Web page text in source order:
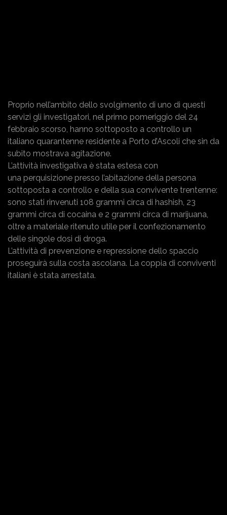
Proprio nell’ambito dello svolgimento di uno di questi
servizi gli investigatori, nel primo pomeriggio del 24
febbraio scorso, hanno sottoposto a controllo un
italiano quarantenne residente a Porto d’Ascoli che sin da
subito mostrava agitazione.
L’attività investigativa è stata estesa con
una perquisizione presso l’abitazione della persona
sottoposta a controllo e della sua convivente trentenne:
sono stati rinvenuti 108 grammi circa di hashish, 23
grammi circa di cocaina e 2 grammi circa di marijuana,
oltre a materiale ritenuto utile per il confezionamento
delle singole dosi di droga.
L’attività di prevenzione e repressione dello spaccio
proseguirà sulla costa ascolana. La coppia di conviventi
italiani è stata arrestata.